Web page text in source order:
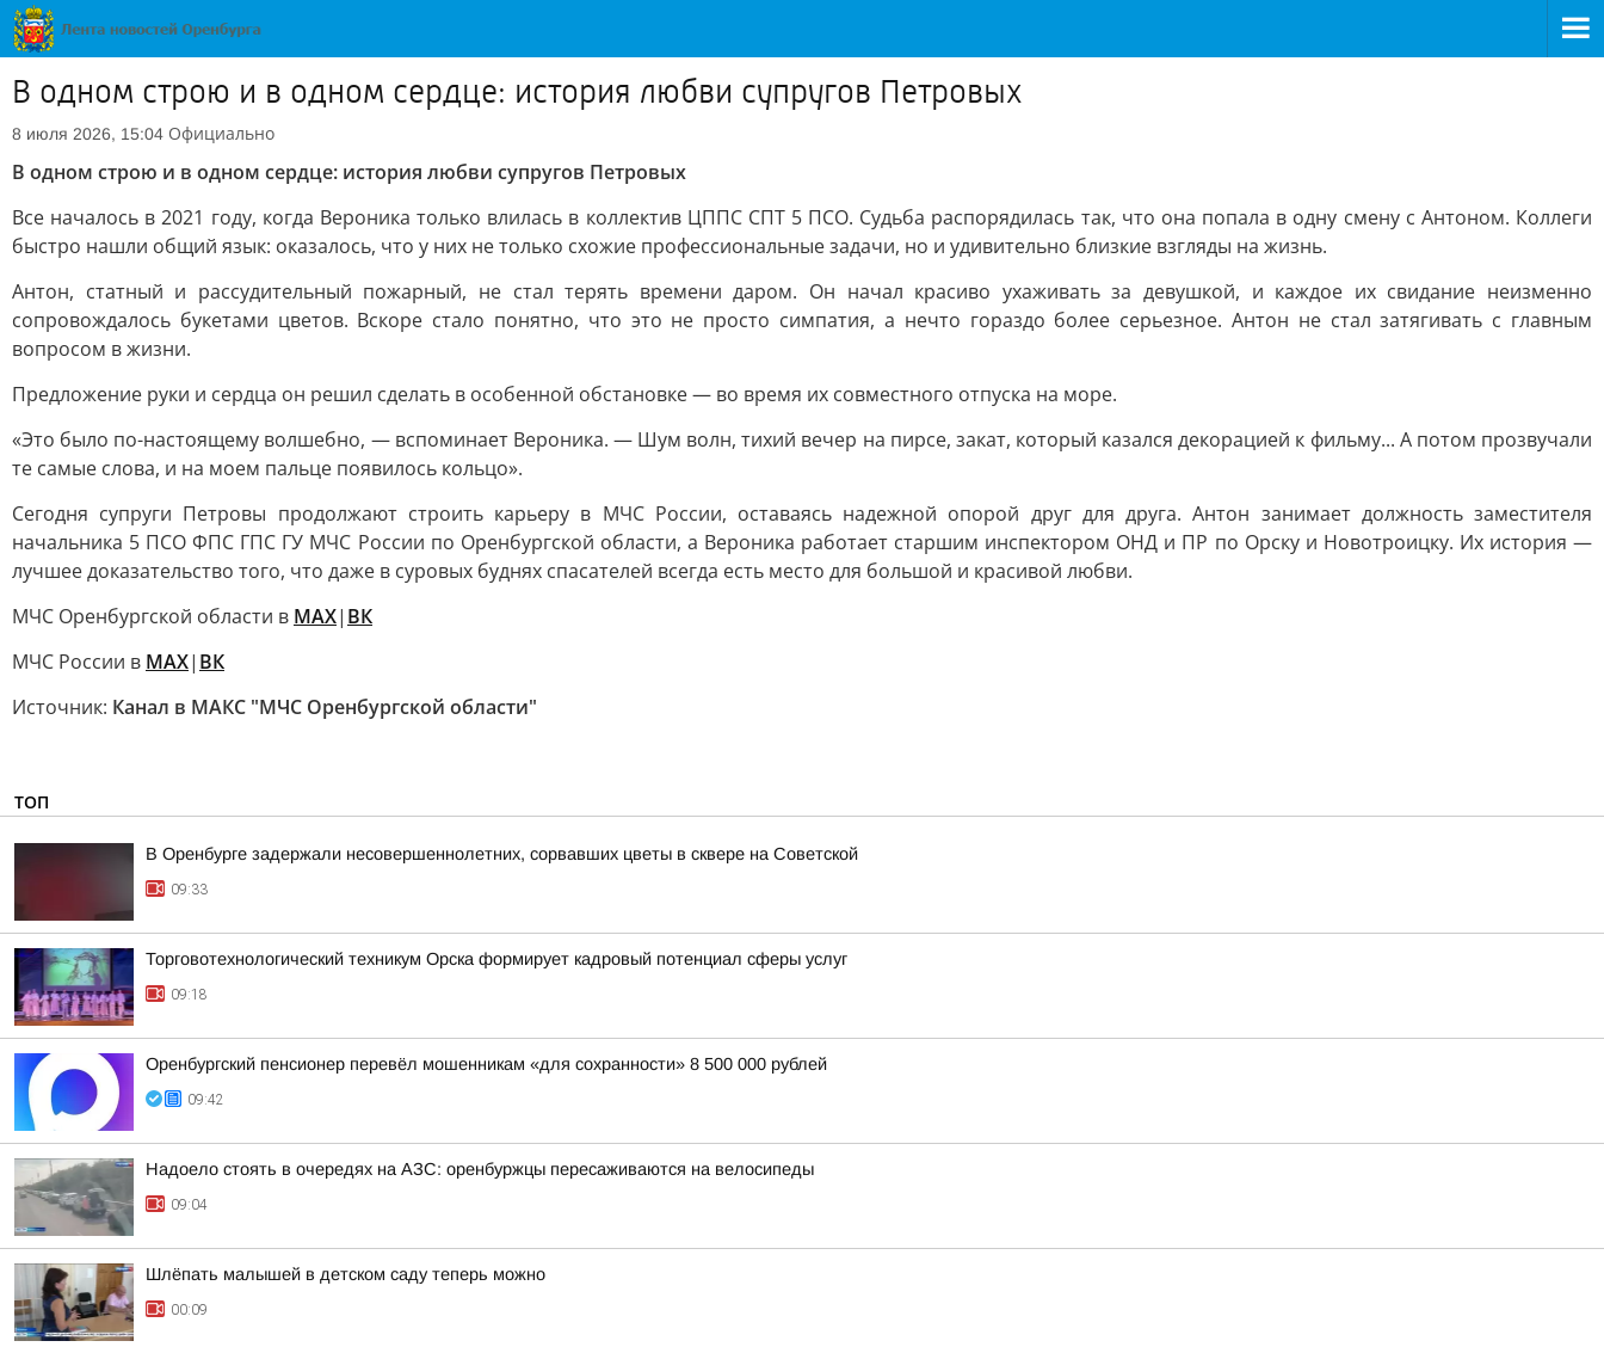
В одном строю и в одном сердце: история любви супругов Петровых
8 июля 2026, 15:04 Официально
В одном строю и в одном сердце: история любви супругов Петровых
Все началось в 2021 году, когда Вероника только влилась в коллектив ЦППС СПТ 5 ПСО. Судьба распорядилась так, что она попала в одну смену с Антоном. Коллеги
быстро нашли общий язык: оказалось, что у них не только схожие профессиональные задачи, но и удивительно близкие взгляды на жизнь.
Антон, статный и рассудительный пожарный, не стал терять времени даром. Он начал красиво ухаживать за девушкой, и каждое их свидание неизменно
сопровождалось букетами цветов. Вскоре стало понятно, что это не просто симпатия, а нечто гораздо более серьезное. Антон не стал затягивать с главным
вопросом в жизни.
Предложение руки и сердца он решил сделать в особенной обстановке — во время их совместного отпуска на море.
«Это было по-настоящему волшебно, — вспоминает Вероника. — Шум волн, тихий вечер на пирсе, закат, который казался декорацией к фильму... А потом прозвучали
те самые слова, и на моем пальце появилось кольцо».
Сегодня супруги Петровы продолжают строить карьеру в МЧС России, оставаясь надежной опорой друг для друга. Антон занимает должность заместителя
начальника 5 ПСО ФПС ГПС ГУ МЧС России по Оренбургской области, а Вероника работает старшим инспектором ОНД и ПР по Орску и Новотроицку. Их история —
лучшее доказательство того, что даже в суровых буднях спасателей всегда есть место для большой и красивой любви.
МЧС Оренбургской области в MAX| ВК
МЧС России в MAX| ВК
Источник: Канал в МАКС "МЧС Оренбургской области"
ТОП
В Оренбурге задержали несовершеннолетних, сорвавших цветы в сквере на Советской
09:33
Торговотехнологический техникум Орска формирует кадровый потенциал сферы услуг
09:18
Оренбургский пенсионер перевёл мошенникам «для сохранности» 8 500 000 рублей
09:42
Надоело стоять в очередях на АЗС: оренбуржцы пересаживаются на велосипеды
09:04
Шлёпать малышей в детском саду теперь можно
00:09